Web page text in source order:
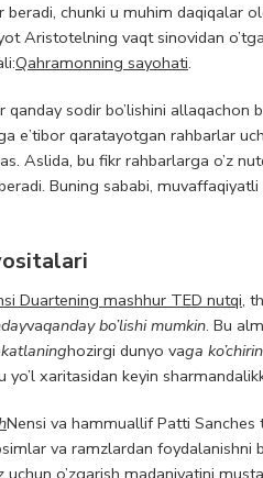
chunki u muhim daqiqalar
Aristotelning vaqt sinovidan
Qahramonning sayohati.
qanday sodir bo’lishini
e’tibor qaratayotgan rahbarlar
Aslida, bu fikr rahbarlarga o’z
Buning sababi,
Duartening mashhur TED nutqi,
vaqanday bo’lishi mumkin. Bu
hozirgi dunyo vaga
xaritasidan keyin
Nensi va hammuallif Patti
va ramzlardan